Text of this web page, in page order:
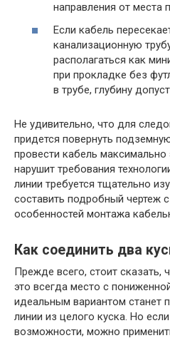
направления от места
Если кабель
канализационную
располагаться как
при прокладке без
в трубе, глубину
Не удивительно, что для
придется повернуть
провести кабель
нарушит требования
линии требуется тщательно
составить подробный чертеж
особенностей монтажа
Как соединить два
Прежде всего, стоит сказать,
это всегда место с
идеальным вариантом станет
линии из целого куска. Но
возможности, можно